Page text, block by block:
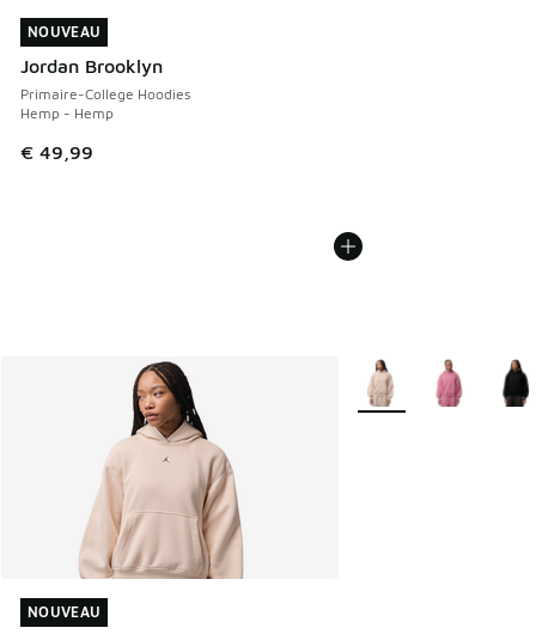
NOUVEAU
Jordan Brooklyn
Primaire-College Hoodies
Hemp - Hemp
€ 49,99
NOUVEAU
NOUVEAU
NOUVEAU
Plus de couleurs